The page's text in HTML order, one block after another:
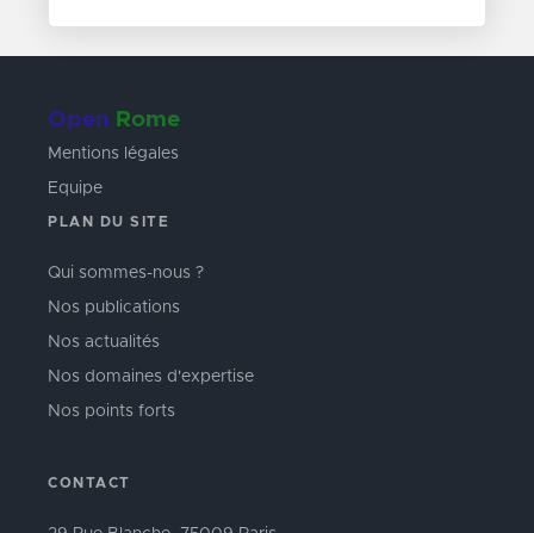
Open Rome
Mentions légales
Equipe
PLAN DU SITE
Qui sommes-nous ?
Nos publications
Nos actualités
Nos domaines d'expertise
Nos points forts
CONTACT